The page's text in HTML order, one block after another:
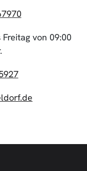
von 09:00